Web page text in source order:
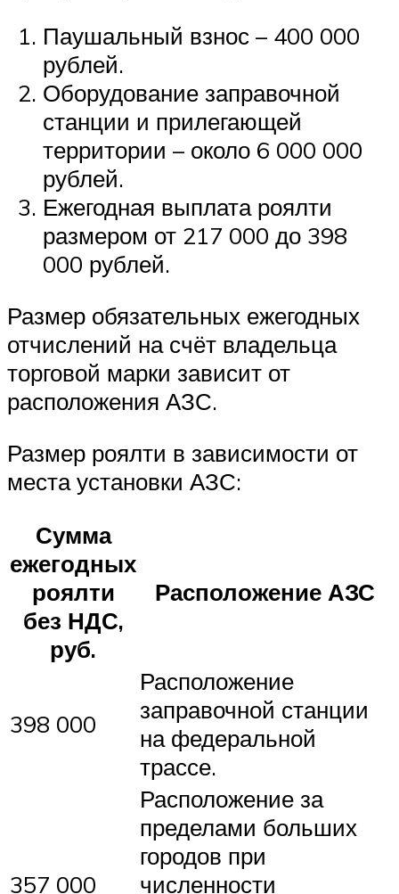
Паушальный взнос – 400 000
рублей.
Оборудование заправочной
станции и прилегающей
территории – около 6 000 000
рублей.
Ежегодная выплата роялти
размером от 217 000 до 398
000 рублей.
Размер обязательных ежегодных
отчислений на счёт владельца
торговой марки зависит от
расположения АЗС.
Размер роялти в зависимости от
места установки АЗС:
Сумма
ежегодных
роялти
без НДС,
руб.
Расположение АЗС
398 000
Расположение
заправочной станции
на федеральной
трассе.
357 000
Расположение за
пределами больших
городов при
численности